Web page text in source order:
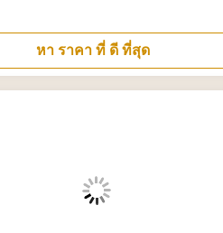
หา ราคา ที่ ดี ที่สุด